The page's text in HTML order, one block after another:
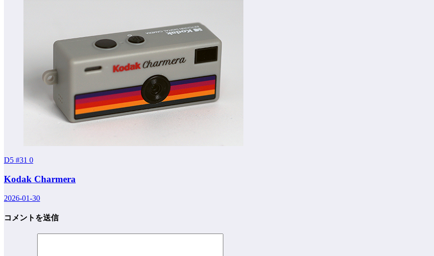
D5 #31 0
Kodak Charmera
2026-01-30
コメントを送信